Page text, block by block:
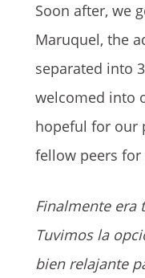
Soon after, we
Maruquel, the
separated into
welcomed into
hopeful for our
fellow peers
Finalmente era
Tuvimos la
bien relajante